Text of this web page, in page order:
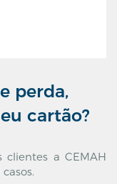
perda,
cartão?
a CEMAH